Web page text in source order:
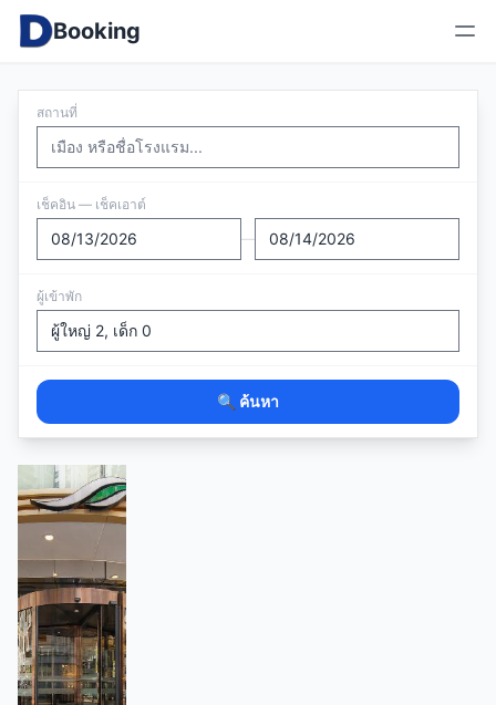
Booking
สถานที่
เช็คอิน — เช็คเอาต์
—
ผู้เข้าพัก
🔍 ค้นหา